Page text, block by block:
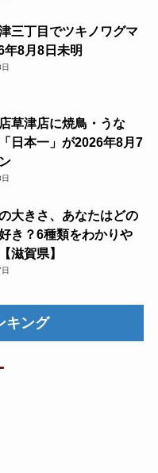
三丁目でツキノワグマ
年8月8日未明
草津店に焼鳥・うな
日本一」が2026年8月7
大きさ、あなたはどの
き？6種類をわかりや
滋賀県】
キング